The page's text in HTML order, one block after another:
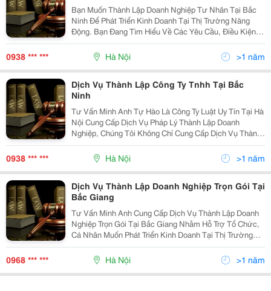
Bạn Muốn Thành Lập Doanh Nghiệp Tư Nhân Tại Bắc
Ninh Để Phát Triển Kinh Doanh Tại Thị Trường Năng
Động. Bạn Đang Tìm Hiểu Về Các Yêu Cầu, Điều Kiện,
Thủ Tục Đăng Ký Thành Lập Doanh Nghiệp Tư Nhân.
Tuy Nhiên, Đây Là Công Việc Mất Nhiều Thời Gian Và
0938 *** *** Hà Nội >1 năm
Dịch Vụ Thành Lập Công Ty Tnhh Tại Bắc
Ninh
Tư Vấn Minh Anh Tự Hào Là Công Ty Luật Uy Tín Tại Hà
Nội Cung Cấp Dịch Vụ Pháp Lý Thành Lập Doanh
Nghiệp, Chúng Tôi Không Chỉ Cung Cấp Dịch Vụ Thành
Lập Doanh Nghiệp Tại Hà Nội Mà Còn Thực Hiện Thủ
Tục Thành Lập Công Ty Tại Các Thành Phố Lân Cận
0938 *** *** Hà Nội >1 năm
Dịch Vụ Thành Lập Doanh Nghiệp Trọn Gói Tại
Bắc Giang
Tư Vấn Minh Anh Cung Cấp Dịch Vụ Thành Lập Doanh
Nghiệp Trọn Gói Tại Bắc Giang Nhằm Hỗ Trợ Tổ Chức,
Cá Nhân Muốn Phát Triển Kinh Doanh Tại Thị Trường
Bắc Giang Đầy Năng Động . Khi Sử Dụng Dịch Vụ
Thành Lập Doanh Nghiệp Trọn Gói Tại Bắc Giang,
Khách H
0968 *** *** Hà Nội >1 năm